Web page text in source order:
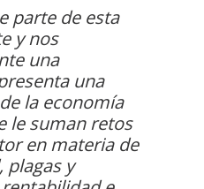
parte de esta
y nos
una
una
la economía
le suman retos
en materia de
plagas y